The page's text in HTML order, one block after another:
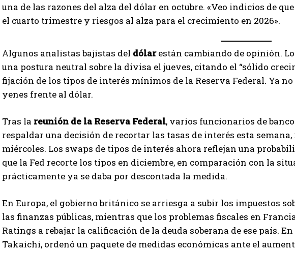
una de las razones del alza del dólar en octubre. «Veo indicios de
el cuarto trimestre y riesgos al alza para el crecimiento en 2026».
Algunos analistas bajistas del dólarestán cambiando de opinión.
una postura neutral sobre la divisa el jueves, citando el “sólido
fijación de los tipos de interés mínimos de la Reserva Federal. Ya
yenes frente al dólar.
Tras la reunión de la Reserva Federal, varios funcionarios de
respaldar una decisión de recortar las tasas de interés esta
miércoles. Los swaps de tipos de interés ahora reflejan una
que la Fed recorte los tipos en diciembre, en comparación con la
prácticamente ya se daba por descontada la medida.
En Europa, el gobierno británico se arriesga a subir los impuestos
las finanzas públicas, mientras que los problemas fiscales en
Ratings a rebajar la calificación de la deuda soberana de ese país.
Takaichi, ordenó un paquete de medidas económicas ante el